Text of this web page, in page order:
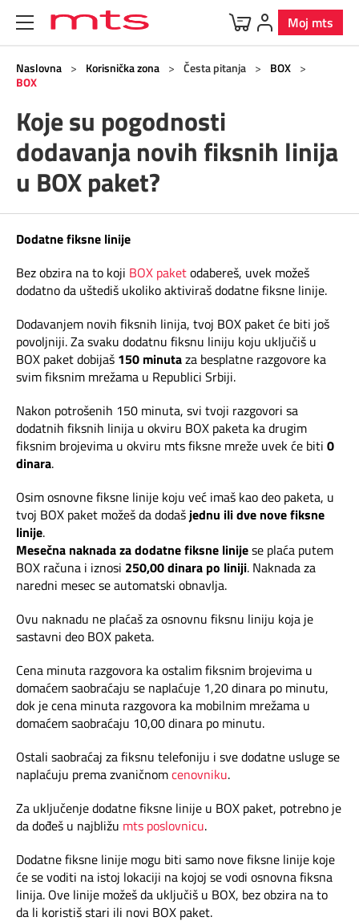
Moj mts
Uređaji
Ponuda uređaja
Dodatna oprema
Predstavljamo brendove
Mobilna
O Mobilnoj
Postpejd
Pripejd
5G
Roming
Pozivi ka inostranstvu
BOX
O BOX paketima
BOX 4
BOX 3
BOX sa m:SAT TV
Parkiraj račun
Internet
O Internetu
Kućni internet
Mobilni internet
Televizija
O Televiziji
MOVE
Dodatni TV paketi
Programska šema
m:SAT tv
iris TV
Antena PLUS
Šta da gledam?
Fiksna
Telefonska linija
Usluge
Korisnička zona
Korisnička zona
Vesti
Digi svet
Telefonski imenik
Samouslužni servisi
Dokumenta i uputstva
Kontakt centar
Rešavanje problema
Česta pitanja
Mapa brzina
eRačun
Prilagođeno tebi
Putuj pametnije
Naslovna > Korisnička zona > Česta pitanja > BOX >
BOX
Koje su pogodnosti
dodavanja novih fiksnih linija
u BOX paket?
Dodatne fiksne linije
Bez obzira na to koji BOX paketodabereš, uvek možeš
dodatno da uštediš ukoliko aktiviraš dodatne fiksne linije.
Dodavanjem novih fiksnih linija, tvoj BOX paket će biti još
povoljniji. Za svaku dodatnu fiksnu liniju koju uključiš u
BOX paket dobijaš 150 minutaza besplatne razgovore ka
svim fiksnim mrežama u Republici Srbiji.
Nakon potrošenih 150 minuta, svi tvoji razgovori sa
dodatnih fiksnih linija u okviru BOX paketa ka drugim
fiksnim brojevima u okviru mts fiksne mreže uvek će biti 0
dinara.
Osim osnovne fiksne linije koju već imaš kao deo paketa, u
tvoj BOX paket možeš da dodašjednu ili dve nove fiksne
linije.
Mesečna naknada za dodatne fiksne linijese plaća putem
BOX računa i iznosi 250,00 dinara po liniji. Naknada za
naredni mesec se automatski obnavlja.
Ovu naknadu ne plaćaš za osnovnu fiksnu liniju koja je
sastavni deo BOX paketa.
Cena minuta razgovora ka ostalim fiksnim brojevima u
domaćem saobraćaju se naplaćuje 1,20 dinara po minutu,
dok je cena minuta razgovora ka mobilnim mrežama u
domaćem saobraćaju 10,00 dinara po minutu.
Ostali saobraćaj za fiksnu telefoniju i sve dodatne usluge se
naplaćuju prema zvaničnomcenovniku.
Za uključenje dodatne fiksne linije u BOX paket, potrebno je
da dođeš u najbližu mts poslovnicu.
Dodatne fiksne linije mogu biti samo nove fiksne linije koje
će se voditi na istoj lokaciji na kojoj se vodi osnovna fiksna
linija. Ove linije možeš da uključiš u BOX, bez obzira na to
da li koristiš stari ili novi BOX paket.